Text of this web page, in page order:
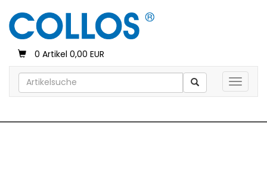
0 Artikel 0,00 EUR
Toggle